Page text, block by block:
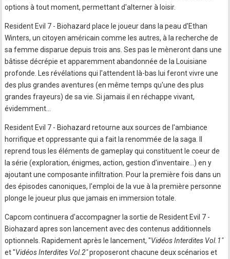
options à tout moment, permettant d'alterner à loisir.
Resident Evil 7 - Biohazard place le joueur dans la peau d'Ethan
Winters, un citoyen américain comme les autres, à la recherche de
sa femme disparue depuis trois ans. Ses pas le mèneront dans une
bâtisse décrépie et apparemment abandonnée de la Louisiane
profonde. Les révélations qui l'attendent là-bas lui feront vivre une
des plus grandes aventures (en même temps qu'une des plus
grandes frayeurs) de sa vie. Si jamais il en réchappe vivant,
évidemment…
Resident Evil 7 - Biohazard retourne aux sources de l'ambiance
horrifique et oppressante qui a fait la renommée de la saga. Il
reprend tous les éléments de gameplay qui constituent le coeur de
la série (exploration, énigmes, action, gestion d'inventaire…) en y
ajoutant une composante infiltration. Pour la première fois dans un
des épisodes canoniques, l'emploi de la vue à la première personne
plonge le joueur plus que jamais en immersion totale.
Capcom continuera d'accompagner la sortie de Resident Evil 7 -
Biohazard apres son lancement avec des contenus additionnels
optionnels. Rapidement après le lancement, "Vidéos Interdites Vol.1"
et "Vidéos Interdites Vol.2"proposeront chacune deux scénarios et